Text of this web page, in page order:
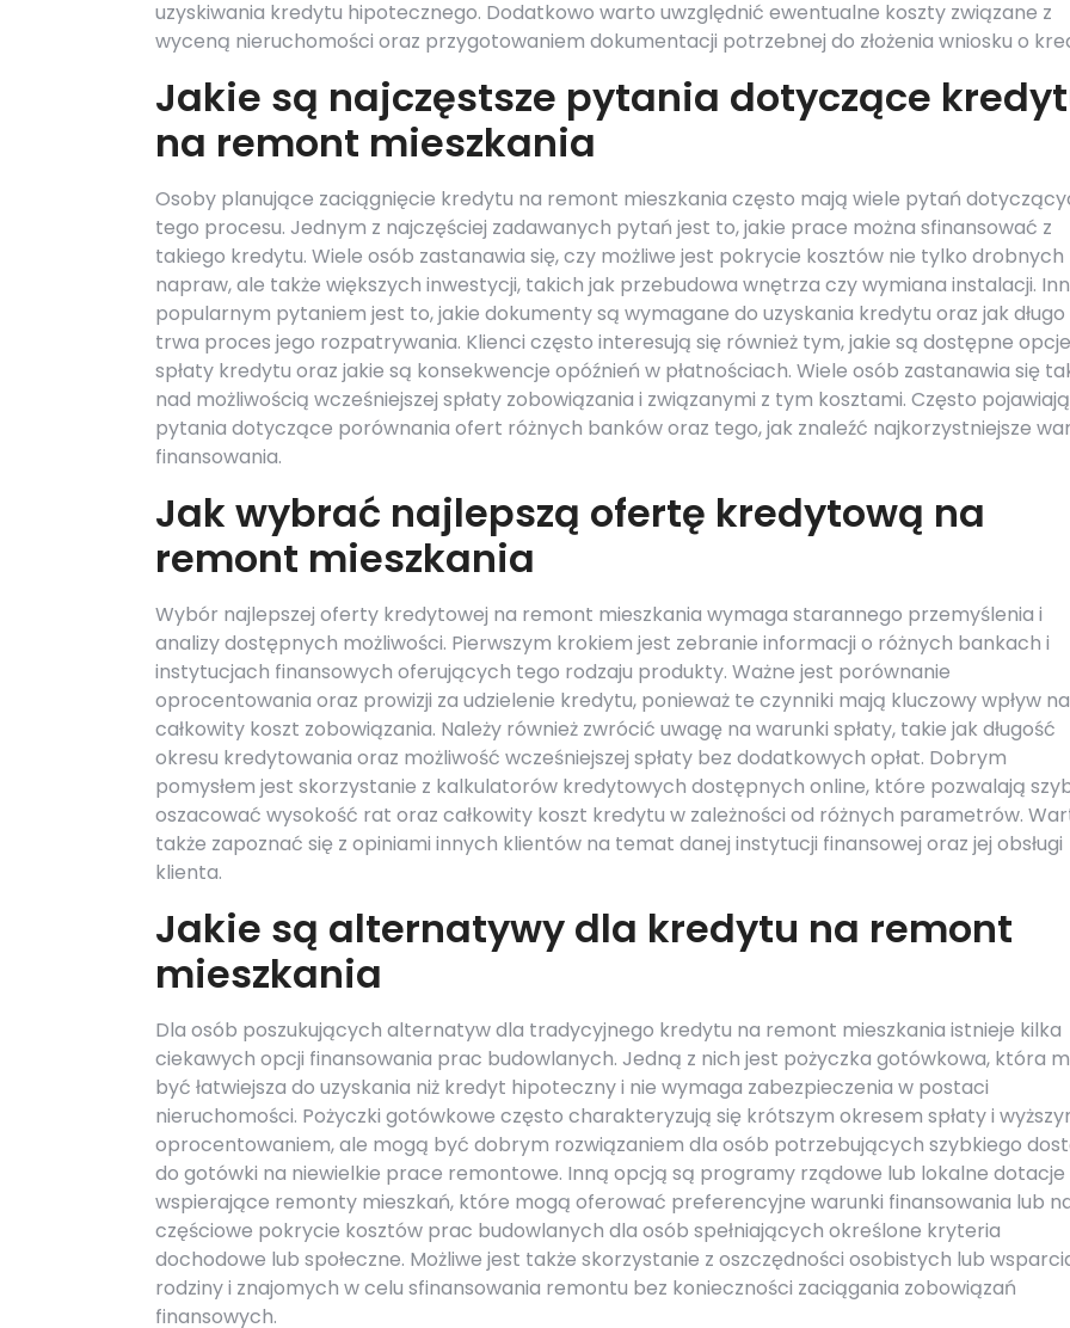
uzyskiwania kredytu hipotecznego. Dodatkowo warto uwzględnić ewentualne koszty związane z
wyceną nieruchomości oraz przygotowaniem dokumentacji potrzebnej do złożenia wniosku o
Jakie są najczęstsze pytania dotyczące
na remont mieszkania
Osoby planujące zaciągnięcie kredytu na remont mieszkania często mają wiele pytań
tego procesu. Jednym z najczęściej zadawanych pytań jest to, jakie prace można sfinansować z
takiego kredytu. Wiele osób zastanawia się, czy możliwe jest pokrycie kosztów nie tylko drobnych
napraw, ale także większych inwestycji, takich jak przebudowa wnętrza czy wymiana instalacji.
popularnym pytaniem jest to, jakie dokumenty są wymagane do uzyskania kredytu oraz jak długo
trwa proces jego rozpatrywania. Klienci często interesują się również tym, jakie są dostępne opcje
spłaty kredytu oraz jakie są konsekwencje opóźnień w płatnościach. Wiele osób zastanawia się
nad możliwością wcześniejszej spłaty zobowiązania i związanymi z tym kosztami. Często
pytania dotyczące porównania ofert różnych banków oraz tego, jak znaleźć najkorzystniejsze
finansowania.
Jak wybrać najlepszą ofertę kredytową na
remont mieszkania
Wybór najlepszej oferty kredytowej na remont mieszkania wymaga starannego przemyślenia i
analizy dostępnych możliwości. Pierwszym krokiem jest zebranie informacji o różnych bankach i
instytucjach finansowych oferujących tego rodzaju produkty. Ważne jest porównanie
oprocentowania oraz prowizji za udzielenie kredytu, ponieważ te czynniki mają kluczowy wpływ na
całkowity koszt zobowiązania. Należy również zwrócić uwagę na warunki spłaty, takie jak długość
okresu kredytowania oraz możliwość wcześniejszej spłaty bez dodatkowych opłat. Dobrym
pomysłem jest skorzystanie z kalkulatorów kredytowych dostępnych online, które pozwalają
oszacować wysokość rat oraz całkowity koszt kredytu w zależności od różnych parametrów.
także zapoznać się z opiniami innych klientów na temat danej instytucji finansowej oraz jej obsługi
klienta.
Jakie są alternatywy dla kredytu na remont
mieszkania
Dla osób poszukujących alternatyw dla tradycyjnego kredytu na remont mieszkania istnieje kilka
ciekawych opcji finansowania prac budowlanych. Jedną z nich jest pożyczka gotówkowa, która
być łatwiejsza do uzyskania niż kredyt hipoteczny i nie wymaga zabezpieczenia w postaci
nieruchomości. Pożyczki gotówkowe często charakteryzują się krótszym okresem spłaty i
oprocentowaniem, ale mogą być dobrym rozwiązaniem dla osób potrzebujących szybkiego
do gotówki na niewielkie prace remontowe. Inną opcją są programy rządowe lub lokalne dotacje
wspierające remonty mieszkań, które mogą oferować preferencyjne warunki finansowania lub
częściowe pokrycie kosztów prac budowlanych dla osób spełniających określone kryteria
dochodowe lub społeczne. Możliwe jest także skorzystanie z oszczędności osobistych lub
rodziny i znajomych w celu sfinansowania remontu bez konieczności zaciągania zobowiązań
finansowych.